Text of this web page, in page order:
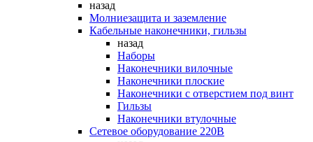
назад
Молниезащита и заземление
Кабельные наконечники, гильзы
назад
Наборы
Наконечники вилочные
Наконечники плоские
Наконечники с отверстием под винт
Гильзы
Наконечники втулочные
Сетевое оборудование 220В